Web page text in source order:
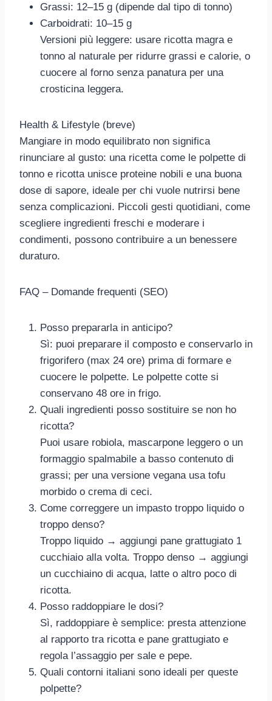
Grassi: 12–15 g (dipende dal tipo di tonno)
Carboidrati: 10–15 g
Versioni più leggere: usare ricotta magra e
tonno al naturale per ridurre grassi e calorie, o
cuocere al forno senza panatura per una
crosticina leggera.
Health & Lifestyle (breve)
Mangiare in modo equilibrato non significa
rinunciare al gusto: una ricetta come le polpette di
tonno e ricotta unisce proteine nobili e una buona
dose di sapore, ideale per chi vuole nutrirsi bene
senza complicazioni. Piccoli gesti quotidiani, come
scegliere ingredienti freschi e moderare i
condimenti, possono contribuire a un benessere
duraturo.
FAQ – Domande frequenti (SEO)
Posso prepararla in anticipo?
Sì: puoi preparare il composto e conservarlo in
frigorifero (max 24 ore) prima di formare e
cuocere le polpette. Le polpette cotte si
conservano 48 ore in frigo.
Quali ingredienti posso sostituire se non ho
ricotta?
Puoi usare robiola, mascarpone leggero o un
formaggio spalmabile a basso contenuto di
grassi; per una versione vegana usa tofu
morbido o crema di ceci.
Come correggere un impasto troppo liquido o
troppo denso?
Troppo liquido → aggiungi pane grattugiato 1
cucchiaio alla volta. Troppo denso → aggiungi
un cucchiaino di acqua, latte o altro poco di
ricotta.
Posso raddoppiare le dosi?
Sì, raddoppiare è semplice: presta attenzione
al rapporto tra ricotta e pane grattugiato e
regola l’assaggio per sale e pepe.
Quali contorni italiani sono ideali per queste
polpette?